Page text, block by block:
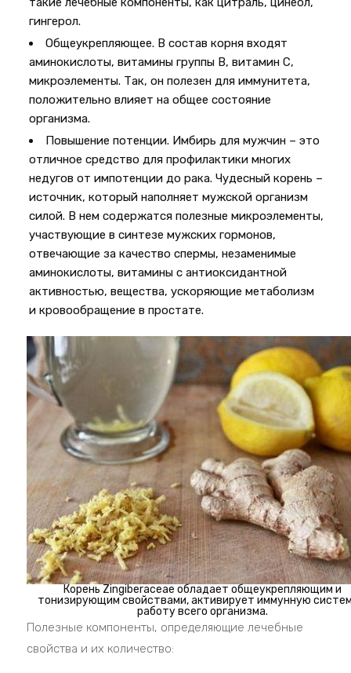
гингерол.
Общеукрепляющее. В состав корня входят
аминокислоты, витамины группы В, витамин С,
микроэлементы. Так, он полезен для иммунитета,
положительно влияет на общее состояние
организма.
Повышение потенции. Имбирь для мужчин – это
отличное средство для профилактики многих
недугов от импотенции до рака. Чудесный корень –
источник, который наполняет мужской организм
силой. В нем содержатся полезные микроэлементы,
участвующие в синтезе мужских гормонов,
отвечающие за качество спермы, незаменимые
аминокислоты, витамины с антиоксидантной
активностью, вещества, ускоряющие метаболизм
и кровообращение в простате.
Корень Zingiberaceae обладает общеукрепляющим и
тонизирующим свойствами, активирует иммунную
работу всего организма.
Полезные компоненты, определяющие лечебные
свойства и их количество: